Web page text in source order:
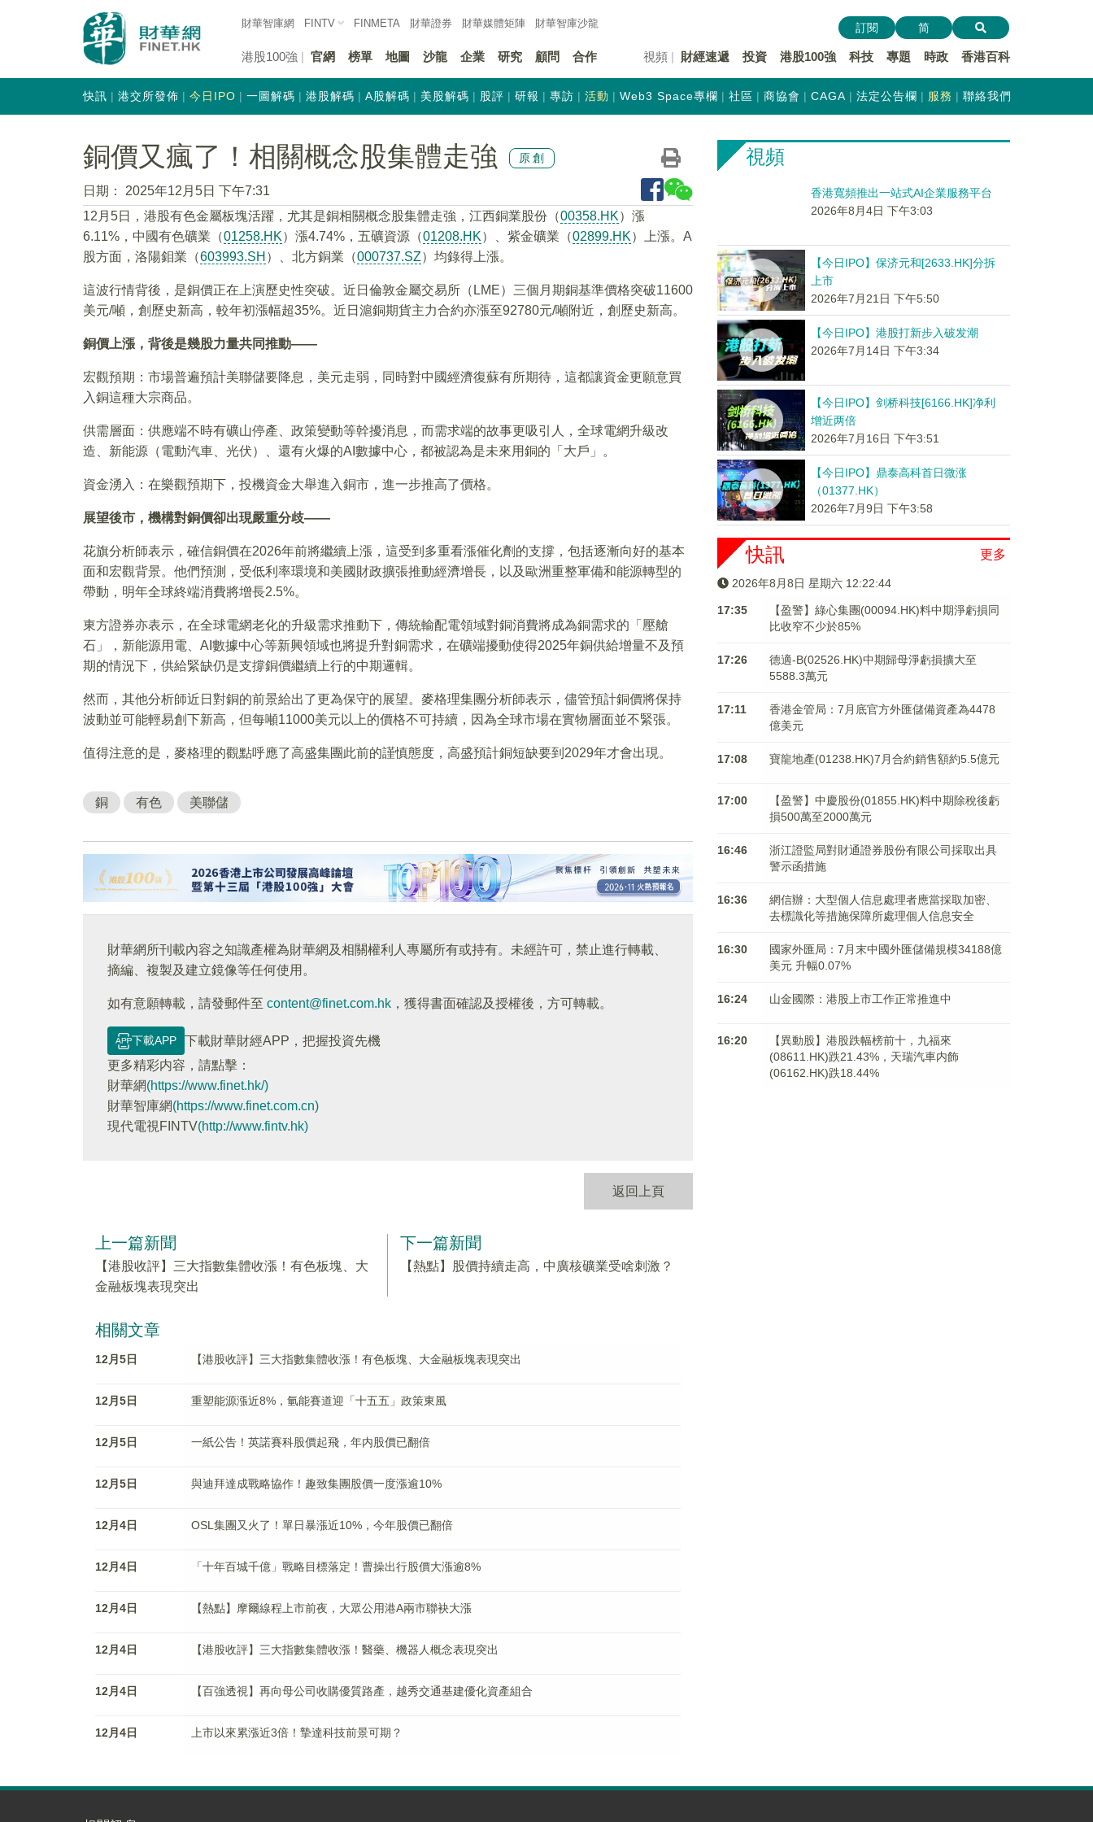
財華智庫網 FINTV FINMETA 財華證券 財華媒體矩陣 財華智庫沙龍
港股100強 官網 榜單 地圖 沙龍 企業 研究 顧問 合作 視頻 財經速遞 投資 港股100強 科技 專題 時政 香港百科
訂閱 简
快訊 港交所發佈 今日IPO 一圖解碼 港股解碼 A股解碼 美股解碼 股評 研報 專訪 活動 Web3 Space專欄 社區 商協會 CAGA 法定公告欄 服務 聯絡我們
銅價又瘋了！相關概念股集體走強 原創
日期：
2025年12月5日 下午7:31
12月5日，港股有色金屬板塊活躍，尤其是銅相關概念股集體走強，江西銅業股份（00358.HK）漲
6.11%，中國有色礦業（01258.HK）漲4.74%，五礦資源（01208.HK）、紫金礦業（02899.HK）上漲。A
股方面，洛陽鉬業（603993.SH ）、北方銅業（000737.SZ）均錄得上漲。
這波行情背後，是銅價正在上演歷史性突破。近日倫敦金屬交易所（LME）三個月期銅基準價格突破11600
美元/噸，創歷史新高，較年初漲幅超35%。近日滬銅期貨主力合約亦漲至92780元/噸附近，創歷史新高。
銅價上漲，背後是幾股力量共同推動——
宏觀預期：市場普遍預計美聯儲要降息，美元走弱，同時對中國經濟復蘇有所期待，這都讓資金更願意買
入銅這種大宗商品。
供需層面：供應端不時有礦山停產、政策變動等幹擾消息，而需求端的故事更吸引人，全球電網升級改
造、新能源（電動汽車、光伏）、還有火爆的AI數據中心，都被認為是未來用銅的「大戶」。
資金湧入：在樂觀預期下，投機資金大舉進入銅市，進一步推高了價格。
展望後市，機構對銅價卻出現嚴重分歧——
花旗分析師表示，確信銅價在2026年前將繼續上漲，這受到多重看漲催化劑的支撐，包括逐漸向好的基本
面和宏觀背景。他們預測，受低利率環境和美國財政擴張推動經濟增長，以及歐洲重整軍備和能源轉型的
帶動，明年全球終端消費將增長2.5%。
東方證券亦表示，在全球電網老化的升級需求推動下，傳統輸配電領域對銅消費將成為銅需求的「壓艙
石」，新能源用電、AI數據中心等新興領域也將提升對銅需求，在礦端擾動使得2025年銅供給增量不及預
期的情況下，供給緊缺仍是支撐銅價繼續上行的中期邏輯。
然而，其他分析師近日對銅的前景給出了更為保守的展望。麥格理集團分析師表示，儘管預計銅價將保持
波動並可能輕易創下新高，但每噸11000美元以上的價格不可持續，因為全球市場在實物層面並不緊張。
值得注意的是，麥格理的觀點呼應了高盛集團此前的謹慎態度，高盛預計銅短缺要到2029年才會出現。
銅 有色 美聯儲
財華網所刊載內容之知識產權為財華網及相關權利人專屬所有或持有。未經許可，禁止進行轉載、
摘編、複製及建立鏡像等任何使用。
如有意願轉載，請發郵件至 content@finet.com.hk ，獲得書面確認及授權後，方可轉載。
下載APP
下載財華財經APP，把握投資先機
更多精彩内容，請點擊：
財華網(https://www.finet.hk/)
財華智庫網(https://www.finet.com.cn)
現代電視FINTV(http://www.fintv.hk)
返回上頁
上一篇新聞
【港股收評】三大指數集體收漲！有色板塊、大
金融板塊表現突出
下一篇新聞
【熱點】股價持續走高，中廣核礦業受啥刺激？
相關文章
12月5日 【港股收評】三大指數集體收漲！有色板塊、大金融板塊表現突出
12月5日 重塑能源漲近8%，氫能賽道迎「十五五」政策東風
12月5日 一紙公告！英諾賽科股價起飛，年内股價已翻倍
12月5日 與迪拜達成戰略協作！趣致集團股價一度漲逾10%
12月4日 OSL集團又火了！單日暴漲近10%，今年股價已翻倍
12月4日 「十年百城千億」戰略目標落定！曹操出行股價大漲逾8%
12月4日 【熱點】摩爾線程上市前夜，大眾公用港A兩市聯袂大漲
12月4日 【港股收評】三大指數集體收漲！醫藥、機器人概念表現突出
12月4日 【百強透視】再向母公司收購優質路產，越秀交通基建優化資產組合
12月4日 上市以來累漲近3倍！摯達科技前景可期？
視頻
香港寬頻推出一站式AI企業服務平台
2026年8月4日 下午3:03
【今日IPO】保济元和[2633.HK]分拆
上市
2026年7月21日 下午5:50
【今日IPO】港股打新步入破发潮
2026年7月14日 下午3:34
【今日IPO】剑桥科技[6166.HK]净利
增近两倍
2026年7月16日 下午3:51
【今日IPO】鼎泰高科首日微涨
（01377.HK）
2026年7月9日 下午3:58
更多
快訊
2026年8月8日 星期六 12:22:44
17:35
【盈警】綠心集團(00094.HK)料中期淨虧損同
比收窄不少於85%
17:26
德適-B(02526.HK)中期歸母淨虧損擴大至
5588.3萬元
17:11
香港金管局：7月底官方外匯儲備資產為4478
億美元
17:08 寶龍地產(01238.HK)7月合約銷售額約5.5億元
17:00
【盈警】中慶股份(01855.HK)料中期除稅後虧
損500萬至2000萬元
16:46
浙江證監局對財通證券股份有限公司採取出具
警示函措施
16:36
網信辦：大型個人信息處理者應當採取加密、
去標識化等措施保障所處理個人信息安全
16:30
國家外匯局：7月末中國外匯儲備規模34188億
美元 升幅0.07%
16:24 山金國際：港股上市工作正常推進中
16:20
【異動股】港股跌幅榜前十，九福來
(08611.HK)跌21.43%，天瑞汽車内飾
(06162.HK)跌18.44%